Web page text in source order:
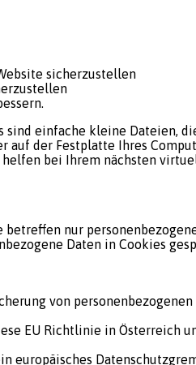
sicherzustellen
sind einfache kleine Dateien,
auf der Festplatte Ihres
bei Ihrem nächsten
nur
Daten in Cookies
von personenbezogenen
EU Richtlinie in Österreich
europäisches